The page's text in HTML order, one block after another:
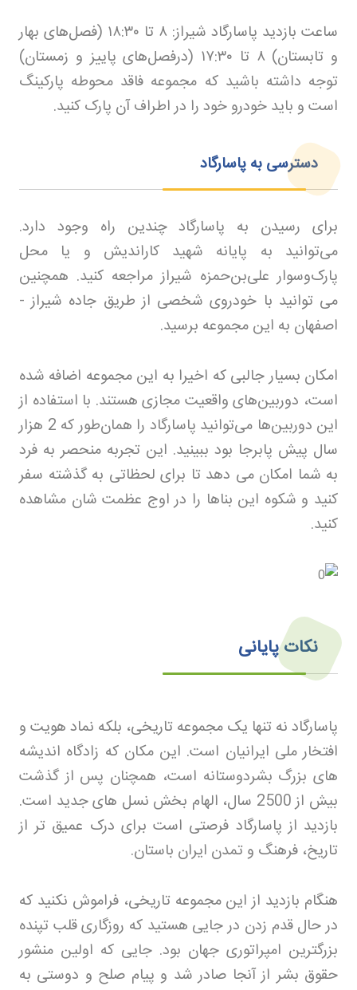
ساعت بازدید پاسارگاد شیراز: ۸ تا ۱۸:۳۰ ( فصل‌های بهار
و تابستان) ۸ تا ۱۷:۳۰ ( درفصل‌های پاییز و زمستان)
توجه داشته باشید که مجموعه فاقد محوطه پارکینگ
است و باید خودرو خود را در اطراف آن پارک کنید.
دسترسی به پاسارگاد
برای رسیدن به پاسارگاد چندین راه وجود دارد.
می‌توانید به پایانه شهید کاراندیش و یا محل
پارک‌وسوار علی‌بن‌حمزه شیراز مراجعه کنید. همچنین
می توانید با خودروی شخصی از طریق جاده شیراز -
اصفهان به این مجموعه برسید.
امکان بسیار جالبی که اخیرا به این مجموعه اضافه شده
است، دوربین‌های واقعیت مجازی هستند. با استفاده از
این دوربین‌ها می‌توانید پاسارگاد را همان‌طور که 2 هزار
سال پیش پابرجا بود ببینید. این تجربه منحصر به فرد
به شما امکان می دهد تا برای لحظاتی به گذشته سفر
کنید و شکوه این بناها را در اوج عظمت شان مشاهده
کنید.
نکات پایانی
پاسارگاد نه تنها یک مجموعه تاریخی، بلکه نماد هویت و
افتخار ملی ایرانیان است. این مکان که زادگاه اندیشه
های بزرگ بشردوستانه است، همچنان پس از گذشت
بیش از 2500 سال، الهام بخش نسل های جدید است.
بازدید از پاسارگاد فرصتی است برای درک عمیق تر از
تاریخ، فرهنگ و تمدن ایران باستان.
هنگام بازدید از این مجموعه تاریخی، فراموش نکنید که
در حال قدم زدن در جایی هستید که روزگاری قلب تپنده
بزرگترین امپراتوری جهان بود. جایی که اولین منشور
حقوق بشر از آنجا صادر شد و پیام صلح و دوستی به